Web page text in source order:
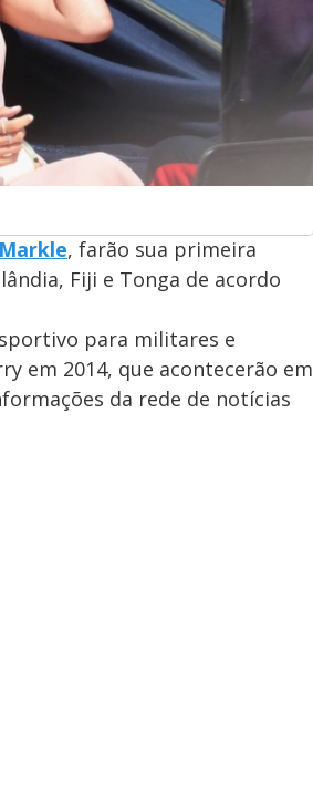
, farão sua primeira
Fiji e Tonga de acordo
para militares e
em 2014, que acontecerão em
da rede de notícias